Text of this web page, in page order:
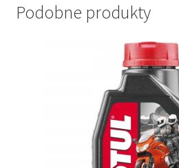
Podobne produkty